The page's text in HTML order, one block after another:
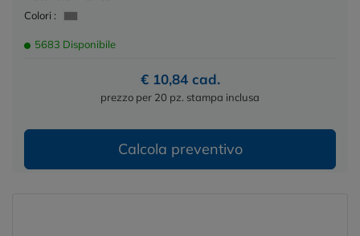
Colori :
5683 Disponibile
€ 10,84 cad.
prezzo per 20 pz. stampa inclusa
Calcola preventivo